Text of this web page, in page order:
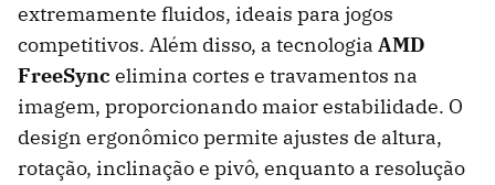
extremamente fluidos, ideais para jogos
competitivos. Além disso, a tecnologia AMD
FreeSync elimina cortes e travamentos na
imagem, proporcionando maior estabilidade. O
design ergonômico permite ajustes de altura,
rotação, inclinação e pivô, enquanto a resolução